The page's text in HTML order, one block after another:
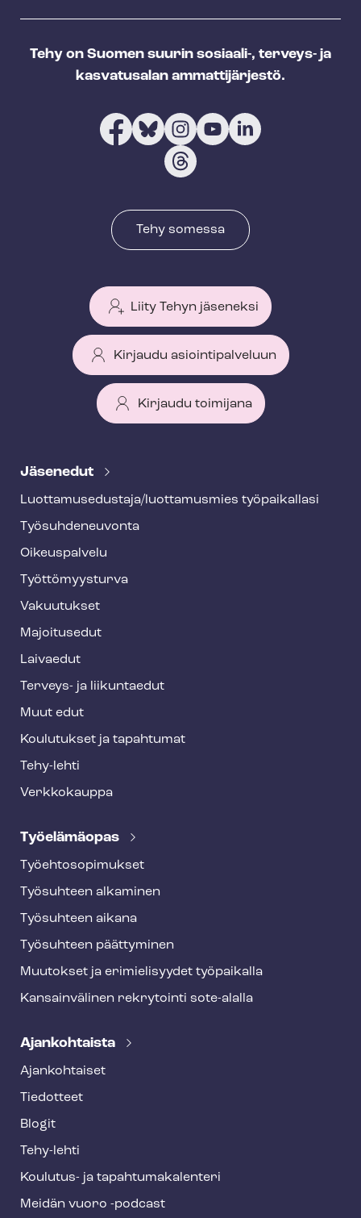
Tehy on Suomen suurin sosiaali-, terveys- ja
kasvatusalan ammattijärjestö.
Tehy somessa
Liity Tehyn jäseneksi
Kirjaudu asiointipalveluun
Kirjaudu toimijana
e
f
o
o
t
e
Jäsenedut
Luot­ta­muse­dus­ta­ja/luottamusmies työpaikallasi
Työ­suh­de­neu­von­ta
Oikeuspalvelu
Työt­tö­myys­tur­va
Vakuutukset
Majoitusedut
Laivaedut
Terveys- ja liikuntaedut
Muut edut
Koulutukset ja tapahtumat
Tehy-lehti
Verkkokauppa
Työelämäopas
Työ­eh­to­so­pi­muk­set
Työsuhteen alkaminen
Työsuhteen aikana
Työsuhteen päättyminen
Muutokset ja erimielisyydet työpaikalla
Kansainvälinen rekrytointi sote-alalla
Ajankohtaista
Ajankohtaiset
Tiedotteet
Blogit
Tehy-lehti
Koulutus- ja ta­pah­tu­ma­ka­len­te­ri
Meidän vuoro -podcast